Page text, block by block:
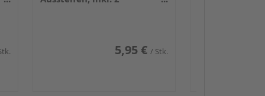
5,95 € / Stk.